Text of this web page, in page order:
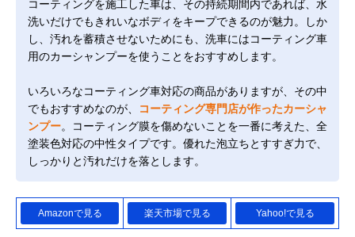
コーティングを施工した車は、その持続期間内であれば、水
洗いだけでもきれいなボディをキープできるのが魅力。しか
し、汚れを蓄積させないためにも、洗車にはコーティング車
用のカーシャンプーを使うことをおすすめします。
いろいろなコーティング車対応の商品がありますが、その中
でもおすすめなのが、
コーティング専門店が作ったカーシャ
ンプー。コーティング膜を傷めないことを一番に考えた、全
塗装色対応の中性タイプです。優れた泡立ちとすすぎ力で、
しっかりと汚れだけを落とします。
Amazonで見る 楽天市場で見る Yahoo!で見る